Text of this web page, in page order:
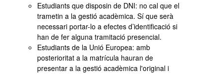
Estudiants que disposin de DNI: no cal que el
trametin a la gestió acadèmica. Sí que serà
necessari portar-lo a efectes d’identificació si
han de fer alguna tramitació presencial.
Estudiants de la Unió Europea: amb
posterioritat a la matrícula hauran de
presentar a la gestió acadèmica l'original i